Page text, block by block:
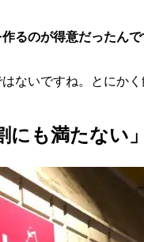
るのが得意だったんで
ないですね。とにかく
も満たない」